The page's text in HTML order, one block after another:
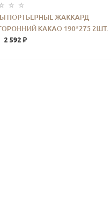
ПОРТЬЕРНЫЕ ЖАККАРД
КАКАО 190*275 2ШТ.
2 592 ₽